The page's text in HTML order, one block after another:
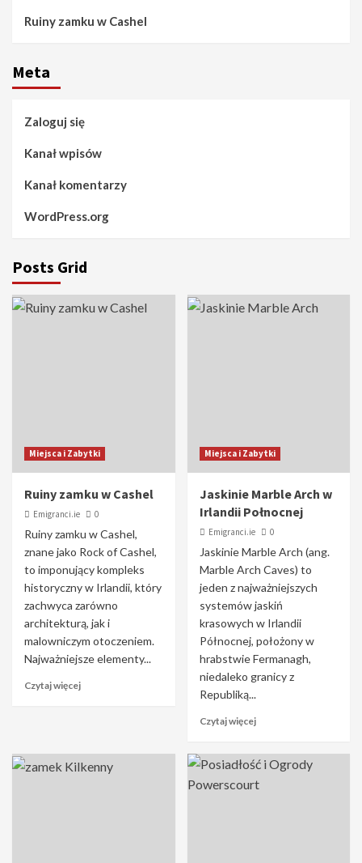
Ruiny zamku w Cashel
Meta
Zaloguj się
Kanał wpisów
Kanał komentarzy
WordPress.org
Posts Grid
Miejsca i Zabytki
Ruiny zamku w Cashel
Emigranci.ie 0
Ruiny zamku w Cashel,
znane jako Rock of Cashel,
to imponujący kompleks
historyczny w Irlandii, który
zachwyca zarówno
architekturą, jak i
malowniczym otoczeniem.
Najważniejsze elementy...
Czytaj więcej
Miejsca i Zabytki
Jaskinie Marble Arch w
Irlandii Połnocnej
Emigranci.ie 0
Jaskinie Marble Arch (ang.
Marble Arch Caves) to
jeden z najważniejszych
systemów jaskiń
krasowych w Irlandii
Północnej, położony w
hrabstwie Fermanagh,
niedaleko granicy z
Republiką...
Czytaj więcej